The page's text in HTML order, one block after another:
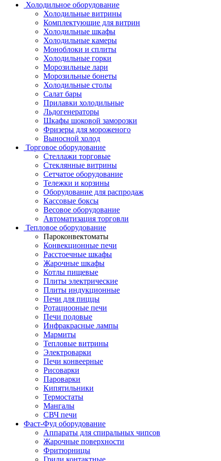
Холодильное оборудование
Холодильные витрины
Комплектующие для витрин
Холодильные шкафы
Холодильные камеры
Моноблоки и сплиты
Холодильные горки
Морозильные лари
Морозильные бонеты
Холодильные столы
Салат бары
Прилавки холодильные
Льдогенераторы
Шкафы шоковой заморозки
Фризеры для мороженого
Выносной холод
Торговое оборудование
Стеллажи торговые
Стеклянные витрины
Сетчатое оборудование
Тележки и корзины
Оборудование для распродаж
Кассовые боксы
Весовое оборудование
Автоматизация торговли
Тепловое оборудование
Пароконвектоматы
Конвекционные печи
Расстоечные шкафы
Жарочные шкафы
Котлы пищевые
Плиты электрические
Плиты индукционные
Печи для пиццы
Ротациооные печи
Печи подовые
Инфракрасные лампы
Мармиты
Тепловые витрины
Электроварки
Печи конвеерные
Рисоварки
Пароварки
Кипятильники
Термостаты
Мангалы
СВЧ печи
Фаст-Фуд оборудование
Аппараты для спиральных чипсов
Жарочные поверхности
Фритюрницы
Грили контактные